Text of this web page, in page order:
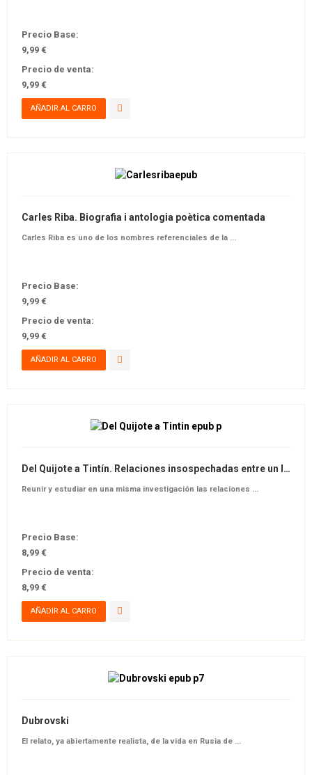
Precio Base:
9,99 €
Precio de venta:
9,99 €
Carles Riba. Biografia i antologia poètica comentada
Carles Riba es uno de los nombres referenciales de la ...
Precio Base:
9,99 €
Precio de venta:
9,99 €
Del Quijote a Tintín. Relaciones insospechadas entre un libro de "burlas" y un tebeo "infantil"
Reunir y estudiar en una misma investigación las relaciones ...
Precio Base:
8,99 €
Precio de venta:
8,99 €
Dubrovski
El relato, ya abiertamente realista, de la vida en Rusia de ...